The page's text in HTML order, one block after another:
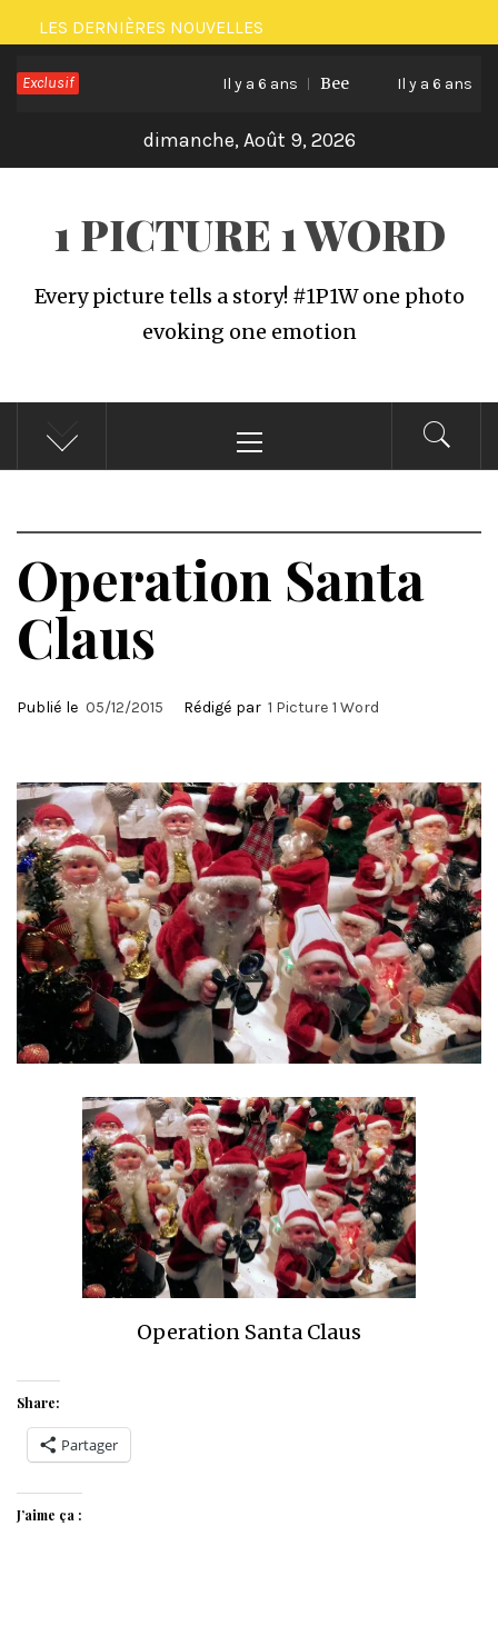
Passer
au
contenu
LES DERNIÈRES NOUVELLES
Exclusif Il y a 6 ans Bee Il y a 6 ans
dimanche, Août 9, 2026
1 PICTURE 1 WORD
Every picture tells a story! #1P1W one photo
evoking one emotion
principal
Operation Santa
Claus
Publié le 05/12/2015 Rédigé par 1 Picture 1 Word
Operation Santa Claus
Share:
Partager
J’aime ça :